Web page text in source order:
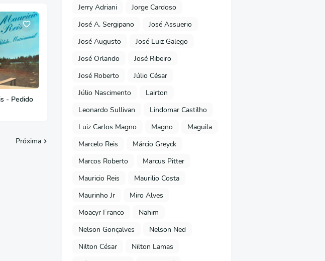
- Pedido
Próxima
Jerry Adriani
Jorge Cardoso
José A. Sergipano
José Assuerio
José Augusto
José Luiz Galego
José Orlando
José Ribeiro
José Roberto
Júlio César
Júlio Nascimento
Lairton
Leonardo Sullivan
Lindomar Castilho
Luiz Carlos Magno
Magno
Maguila
Marcelo Reis
Márcio Greyck
Marcos Roberto
Marcus Pitter
Mauricio Reis
Maurilio Costa
Maurinho Jr
Miro Alves
Moacyr Franco
Nahim
Nelson Gonçalves
Nelson Ned
Nilton César
Nilton Lamas